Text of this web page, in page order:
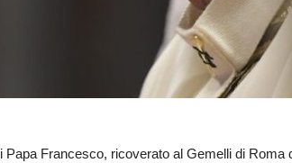
Francesco, ricoverato al Gemelli di Roma